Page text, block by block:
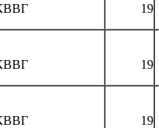
19
19
19